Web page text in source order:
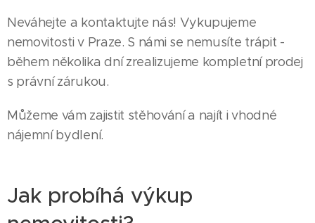
Neváhejte a kontaktujte nás! Vykupujeme
nemovitosti v Praze. S námi se nemusíte trápit -
během několika dní zrealizujeme kompletní prodej
s právní zárukou.
Můžeme vám zajistit stěhování a najít i vhodné
nájemní bydlení.
Jak probíhá výkup